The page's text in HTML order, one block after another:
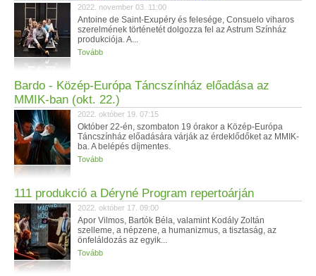
2022. november 03. 11:00
Antoine de Saint-Exupéry és felesége, Consuelo viharos
szerelmének történetét dolgozza fel az Astrum Színház
produkciója. A...
Tovább
Bardo - Közép-Európa Táncszínház előadása az
MMIK-ban (okt. 22.)
2022. október 19. 07:15
Október 22-én, szombaton 19 órakor a Közép-Európa
Táncszínház előadására várják az érdeklődőket az MMIK-
ba. A belépés díjmentes.
Tovább
111 produkció a Déryné Program repertoárján
2022. október 17. 09:00
Apor Vilmos, Bartók Béla, valamint Kodály Zoltán
szelleme, a népzene, a humanizmus, a tisztaság, az
önfeláldozás az egyik...
Tovább